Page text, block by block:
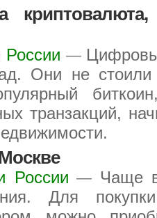
России —
Они не стоили
транзакций,
России — Чаще
Для